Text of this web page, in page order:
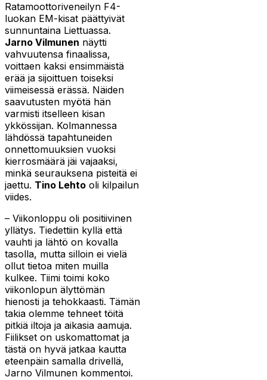
Ratamoottoriveneilyn F4-
luokan EM-kisat päättyivät
sunnuntaina Liettuassa.
Jarno Vilmunen näytti
vahvuutensa finaalissa,
voittaen kaksi ensimmäistä
erää ja sijoittuen toiseksi
viimeisessä erässä. Näiden
saavutusten myötä hän
varmisti itselleen kisan
ykkössijan. Kolmannessa
lähdössä tapahtuneiden
onnettomuuksien vuoksi
kierrosmäärä jäi vajaaksi,
minkä seurauksena pisteitä ei
jaettu. Tino Lehto oli kilpailun
viides.
– Viikonloppu oli positiivinen
yllätys. Tiedettiin kyllä että
vauhti ja lähtö on kovalla
tasolla, mutta silloin ei vielä
ollut tietoa miten muilla
kulkee. Tiimi toimi koko
viikonlopun älyttömän
hienosti ja tehokkaasti. Tämän
takia olemme tehneet töitä
pitkiä iltoja ja aikasia aamuja.
Fiilikset on uskomattomat ja
tästä on hyvä jatkaa kautta
eteenpäin samalla drivellä,
Jarno Vilmunen kommentoi.